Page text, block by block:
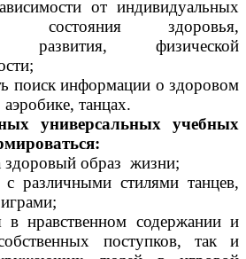
от индивидуальных
состояния здоровья,
развития, физической
поиск информации о здоровом
танцах.
универсальных учебных
здоровый образ жизни;
с различными стилями танцев,
в нравственном содержании и
поступков, так и